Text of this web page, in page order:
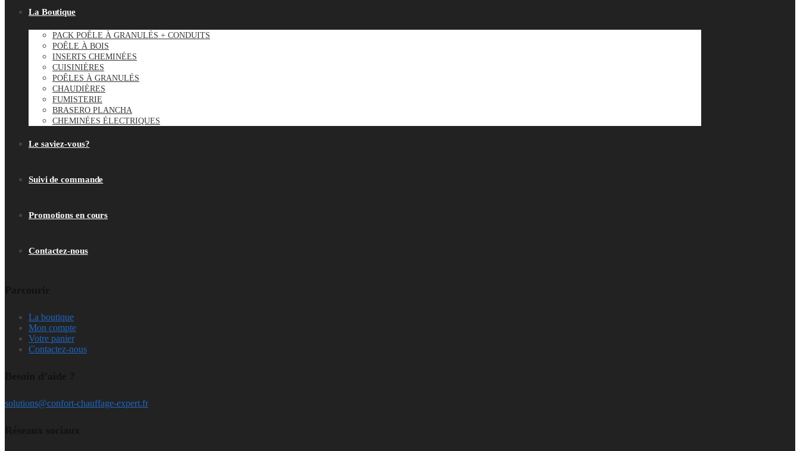
La Boutique
PACK POÊLE À GRANULÉS + CONDUITS
POÊLE À BOIS
INSERTS CHEMINÉES
CUISINIÈRES
POÊLES À GRANULÉS
CHAUDIÈRES
FUMISTERIE
BRASERO PLANCHA
CHEMINÉES ÉLECTRIQUES
Le saviez-vous?
Suivi de commande
Promotions en cours
Contactez-nous
La boutique
Mon compte
Votre panier
Contactez-nous
solutions@confort-chauffage-expert.fr